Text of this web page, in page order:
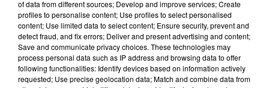
of data from different sources; Develop and improve services; Create
profiles to personalise content; Use profiles to select personalised
content; Use limited data to select content; Ensure security, prevent and
detect fraud, and fix errors; Deliver and present advertising and content;
Save and communicate privacy choices. These technologies may
process personal data such as IP address and browsing data to offer
following functionalities: Identify devices based on information actively
requested; Use precise geolocation data; Match and combine data from